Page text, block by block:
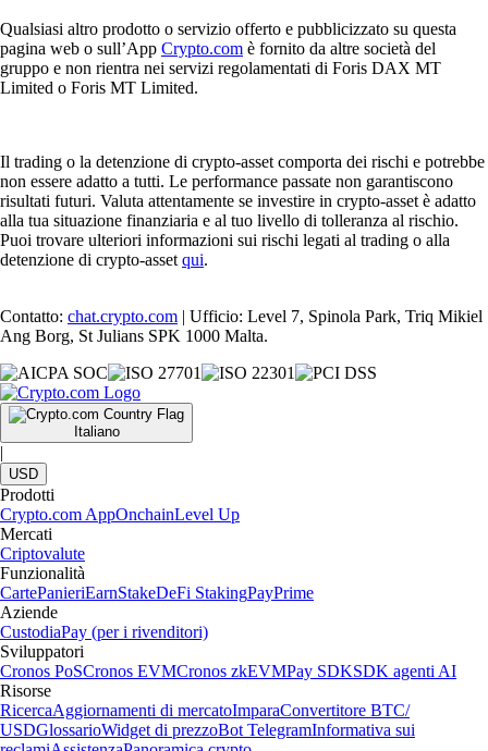
Qualsiasi altro prodotto o servizio offerto e pubblicizzato su questa
pagina web o sull’App Crypto.com è fornito da altre società del
gruppo e non rientra nei servizi regolamentati di Foris DAX MT
Limited o Foris MT Limited.
Il trading o la detenzione di crypto-asset comporta dei rischi e potrebbe
non essere adatto a tutti. Le performance passate non garantiscono
risultati futuri. Valuta attentamente se investire in crypto-asset è adatto
alla tua situazione finanziaria e al tuo livello di tolleranza al rischio.
Puoi trovare ulteriori informazioni sui rischi legati al trading o alla
detenzione di crypto-asset qui.
Contatto: chat.crypto.com | Ufficio: Level 7, Spinola Park, Triq Mikiel
Ang Borg, St Julians SPK 1000 Malta.
Italiano
|
USD
Prodotti
Crypto.com AppOnchainLevel Up
Mercati
Criptovalute
Funzionalità
CartePanieriEarnStakeDeFi StakingPayPrime
Aziende
CustodiaPay (per i rivenditori)
Sviluppatori
Cronos PoSCronos EVMCronos zkEVMPay SDKSDK agenti AI
Risorse
RicercaAggiornamenti di mercatoImparaConvertitore BTC/
USDGlossarioWidget di prezzoBot TelegramInformativa sui